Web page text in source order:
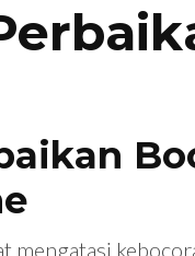
mengatasi